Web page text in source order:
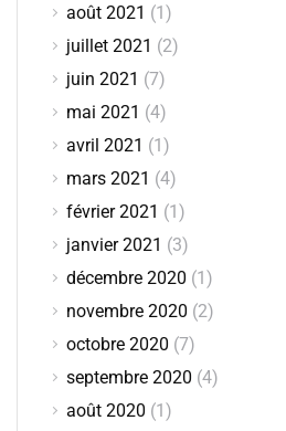
août 2021 (1)
juillet 2021 (2)
juin 2021 (7)
mai 2021 (4)
avril 2021 (1)
mars 2021 (4)
février 2021 (1)
janvier 2021 (3)
décembre 2020 (1)
novembre 2020 (2)
octobre 2020 (7)
septembre 2020 (4)
août 2020 (1)